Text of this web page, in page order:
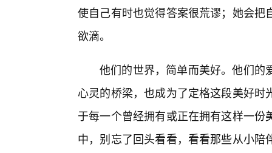
使自己有时也觉得答案很荒谬；她会
欲滴。
他们的世界，简单而美好。他们的
心灵的桥梁，也成为了定格这段美好
于每一个曾经拥有或正在拥有这样一
中，别忘了回头看看，看看那些从小